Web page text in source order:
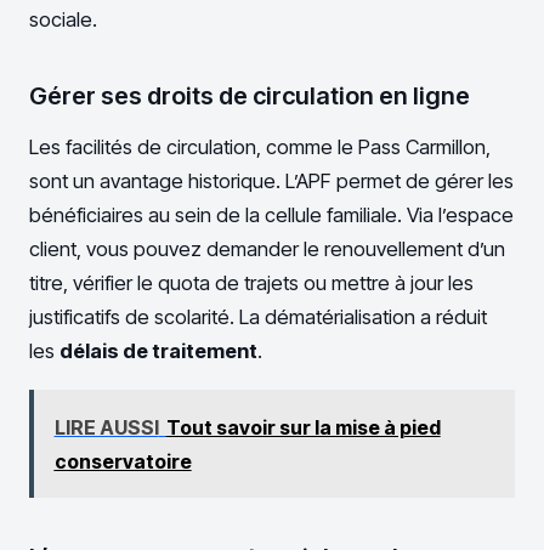
sociale.
Gérer ses droits de circulation en ligne
Les facilités de circulation, comme le Pass Carmillon,
sont un avantage historique. L’APF permet de gérer les
bénéficiaires au sein de la cellule familiale. Via l’espace
client, vous pouvez demander le renouvellement d’un
titre, vérifier le quota de trajets ou mettre à jour les
justificatifs de scolarité. La dématérialisation a réduit
les délais de traitement.
LIRE AUSSI Tout savoir sur la mise à pied
conservatoire